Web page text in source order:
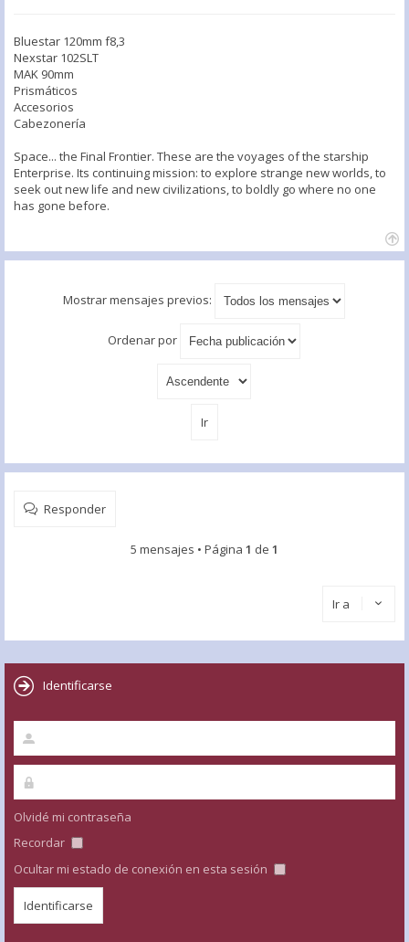
Bluestar 120mm f8,3
Nexstar 102SLT
MAK 90mm
Prismáticos
Accesorios
Cabezonería
Space... the Final Frontier. These are the voyages of the starship
Enterprise. Its continuing mission: to explore strange new worlds, to
seek out new life and new civilizations, to boldly go where no one
has gone before.
Mostrar mensajes previos:
Ordenar por
Responder
5 mensajes • Página 1 de 1
Ir a
Identificarse
Olvidé mi contraseña
Recordar
Ocultar mi estado de conexión en esta sesión